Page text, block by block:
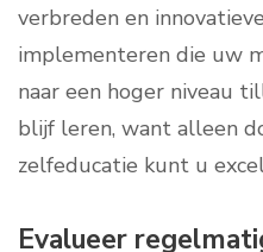
verbreden en
implementeren die uw
naar een hoger niveau
blijf leren, want alleen
zelfeducatie kunt u
Evalueer